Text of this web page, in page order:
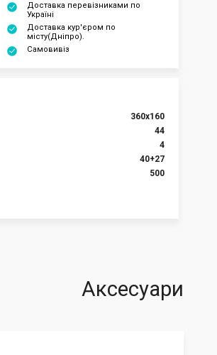
Доставка перевізниками по
Україні
Доставка кур'єром по
місту(Дніпро).
Самовивіз
360x160
44
4
40+27
500
Аксесуари